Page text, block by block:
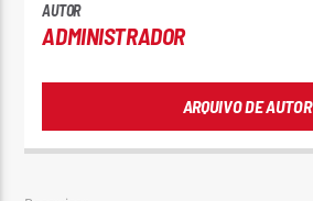
AUTOR
ADMINISTRADOR
ARQUIVO DE AUTOR